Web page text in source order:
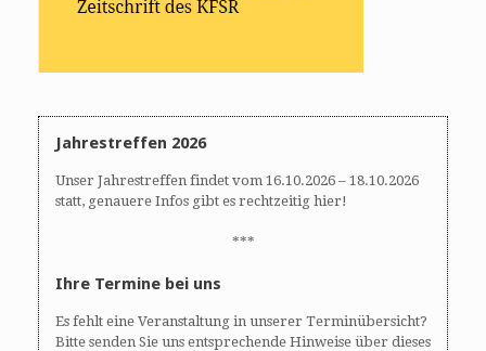
Jahrestreffen 2026
Unser Jahrestreffen findet vom 16.10.2026 – 18.10.2026
statt, genauere Infos gibt es rechtzeitig hier!
***
Ihre Termine bei uns
Es fehlt eine Veranstaltung in unserer Terminübersicht?
Bitte senden Sie uns entsprechende Hinweise über dieses